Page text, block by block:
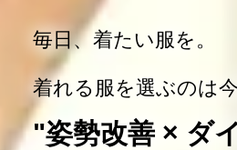
毎日、着たい服を。
着れる服を選ぶのは今
"姿勢改善 × ダ